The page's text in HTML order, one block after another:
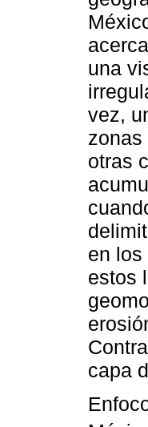
una
vez,
zonas
otras
en los
estos
capa